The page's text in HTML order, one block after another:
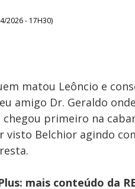
2026 - 17H30)
matou Leôncio e
amigo Dr. Geraldo
primeiro na
visto Belchior agindo
mais conteúdo da